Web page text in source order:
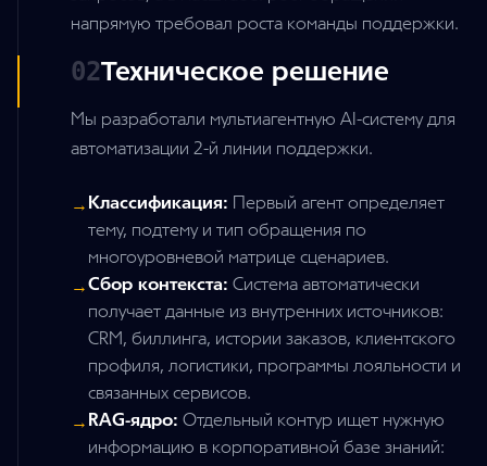
напрямую требовал роста команды поддержки.
02Техническое решение
Мы разработали мультиагентную AI-систему для
автоматизации 2-й линии поддержки.
→ Классификация: Первый агент определяет
тему, подтему и тип обращения по
многоуровневой матрице сценариев.
→Сбор контекста: Система автоматически
получает данные из внутренних источников:
CRM, биллинга, истории заказов, клиентского
профиля, логистики, программы лояльности и
связанных сервисов.
→ RAG-ядро: Отдельный контур ищет нужную
информацию в корпоративной базе знаний: